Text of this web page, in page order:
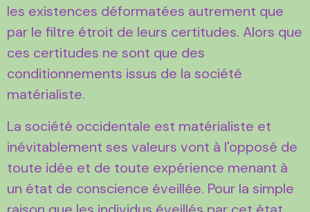
les existences déformatées autrement que
par le filtre étroit de leurs certitudes. Alors que
ces certitudes ne sont que des
conditionnements issus de la société
matérialiste.
La société occidentale est matérialiste et
inévitablement ses valeurs vont à l'opposé de
toute idée et de toute expérience menant à
un état de conscience éveillée. Pour la simple